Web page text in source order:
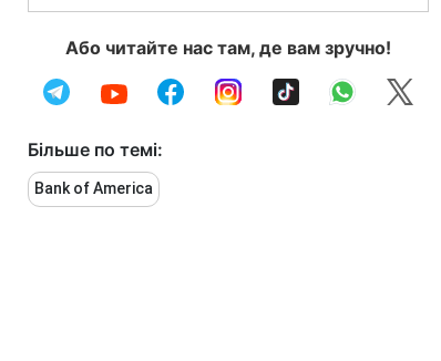
Або читайте нас там, де вам зручно!
Більше по темі:
Bank of America